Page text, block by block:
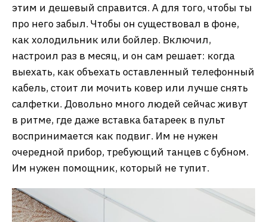
этим и дешевый справится. А для того, чтобы ты
про него забыл. Чтобы он существовал в фоне,
как холодильник или бойлер. Включил,
настроил раз в месяц, и он сам решает: когда
выехать, как объехать оставленный телефонный
кабель, стоит ли мочить ковер или лучше снять
салфетки. Довольно много людей сейчас живут
в ритме, где даже вставка батареек в пульт
воспринимается как подвиг. Им не нужен
очередной прибор, требующий танцев с бубном.
Им нужен помощник, который не тупит.